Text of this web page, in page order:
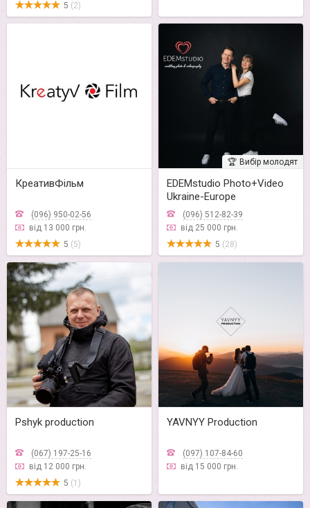
5 (2)
КреативФільм
(096) 950-02-56
від 13 000 грн.
5 (5)
🏆 Вибір молодят
EDEMstudio Photo+Video
Ukraine-Europe
(096) 512-82-39
від 25 000 грн.
5 (28)
Pshyk production
(067) 197-25-16
від 12 000 грн.
5 (1)
YAVNYY Production
(097) 107-84-60
від 15 000 грн.